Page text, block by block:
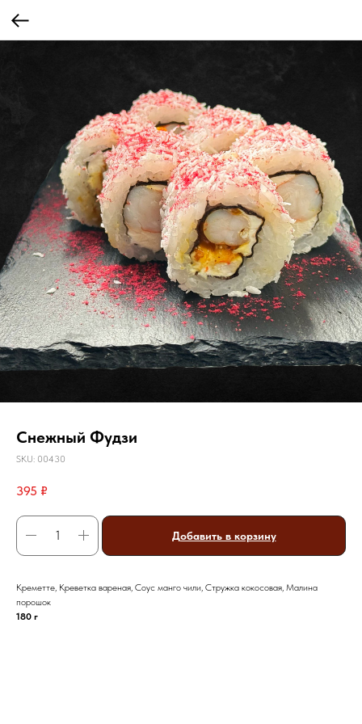
Снежный Фудзи
SKU: 00430
395 ₽
Добавить в корзину
Креметте, Креветка вареная, Соус манго чили, Стружка кокосовая, Малина
порошок
180 г